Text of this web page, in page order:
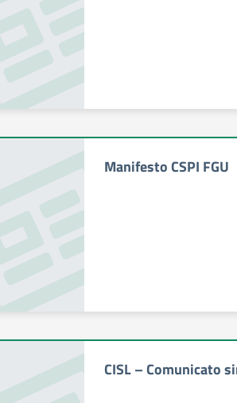
Manifesto CSPI FGU
CISL – Comunicato